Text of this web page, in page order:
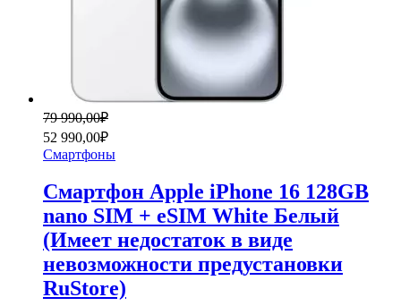
79 990,00₽
Первоначальная
цена
составляла
79
990,00₽.
52 990,00₽
Текущая
цена:
52
990,00₽.
Смартфоны
Смартфон Apple iPhone 16 128GB
nano SIM + eSIM White Белый
(Имеет недостаток в виде
невозможности предустановки
RuStore)